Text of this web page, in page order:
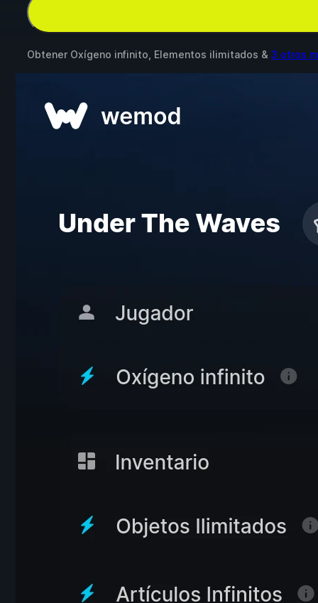
Obtener Oxígeno infinito, Elementos ilimitados & 3 otros